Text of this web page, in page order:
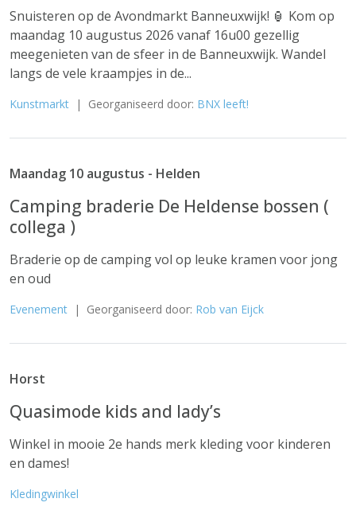
Snuisteren op de Avondmarkt Banneuxwijk! 🏮 Kom op
maandag 10 augustus 2026 vanaf 16u00 gezellig
meegenieten van de sfeer in de Banneuxwijk. Wandel
langs de vele kraampjes in de...
Kunstmarkt | Georganiseerd door: BNX leeft!
Maandag 10 augustus - Helden
Camping braderie De Heldense bossen (
collega )
Braderie op de camping vol op leuke kramen voor jong
en oud
Evenement | Georganiseerd door: Rob van Eijck
Horst
Quasimode kids and lady’s
Winkel in mooie 2e hands merk kleding voor kinderen
en dames!
Kledingwinkel